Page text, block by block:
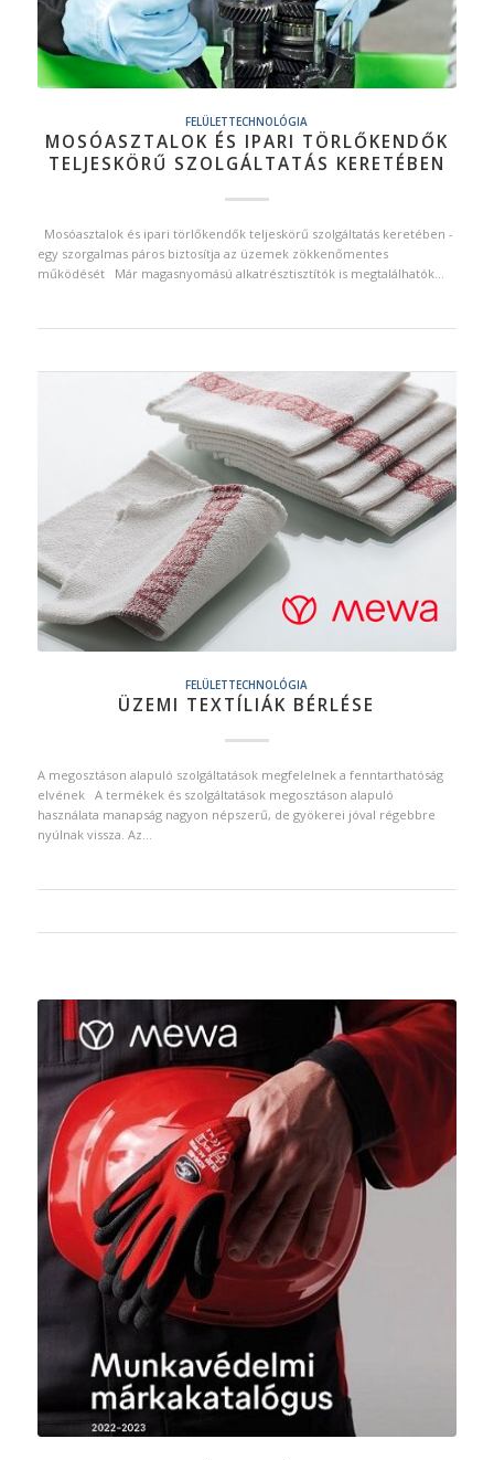
FELÜLETTECHNOLÓGIA
MOSÓASZTALOK ÉS IPARI TÖRLŐKENDŐK
TELJESKÖRŰ SZOLGÁLTATÁS KERETÉBEN
Mosóasztalok és ipari törlőkendők teljeskörű szolgáltatás keretében -
egy szorgalmas páros biztosítja az üzemek zökkenőmentes
működését Már magasnyomású alkatrésztisztítók is megtalálhatók…
FELÜLETTECHNOLÓGIA
ÜZEMI TEXTÍLIÁK BÉRLÉSE
A megosztáson alapuló szolgáltatások megfelelnek a fenntarthatóság
elvének A termékek és szolgáltatások megosztáson alapuló
használata manapság nagyon népszerű, de gyökerei jóval régebbre
nyúlnak vissza. Az…